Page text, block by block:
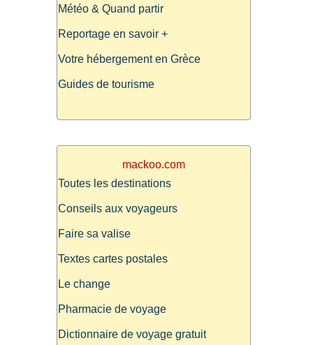
Météo & Quand partir
Reportage en savoir +
Votre hébergement en Grèce
Guides de tourisme
mackoo.com
Toutes les destinations
Conseils aux voyageurs
Faire sa valise
Textes cartes postales
Le change
Pharmacie de voyage
Dictionnaire de voyage gratuit